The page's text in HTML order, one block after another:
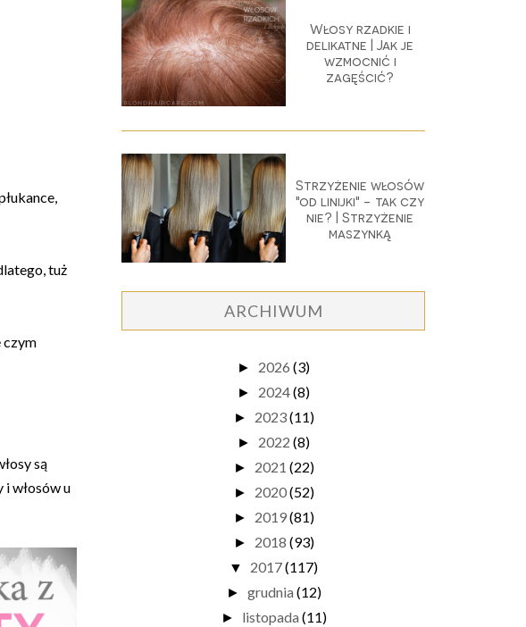
tuż
czym
są
włosów u
Włosy rzadkie i
delikatne | Jak je
wzmocnić i
zagęścić?
Strzyżenie włosów
"od linijki" - tak czy
nie? | Strzyżenie
maszynką
ARCHIWUM
► 2026 (3)
► 2024(8)
► 2023(11)
► 2022 (8)
► 2021 (22)
► 2020(52)
► 2019(81)
► 2018 (93)
▼ 2017(117)
► grudnia (12)
► listopada (11)